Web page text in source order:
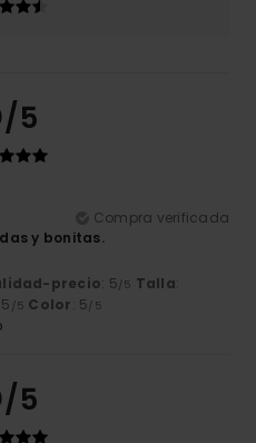
/5
Compra verificada
y bonitas.
precio: 5/5 Talla:
/5 Color: 5/5
/5